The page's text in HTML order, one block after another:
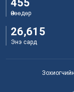
455
Өнөөдөр
26,615
Энэ сард